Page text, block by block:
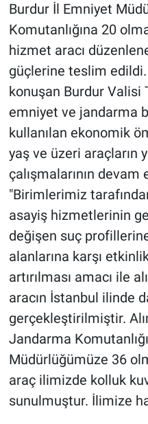
Burdur İl Emniyet
Komutanlığına 20
hizmet aracı
güçlerine teslim
konuşan Burdur Valisi
emniyet ve jandarma
kullanılan ekonomik
yaş ve üzeri araçların
çalışmalarının
"Birimlerimiz
asayiş hizmetlerinin
değişen suç
alanlarına karşı
artırılması amacı ile
aracın İstanbul ilinde
gerçekleştirilmiştir.
Jandarma
Müdürlüğümüze 36
araç ilimizde kolluk
sunulmuştur. İlimize